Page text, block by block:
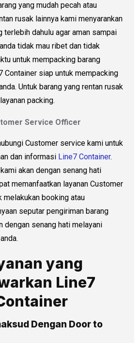
yang mudah pecah atau
rusak lainnya kami menyarankan
terlebih dahulu agar aman sampai
tidak mau ribet dan tidak
untuk mempacking barang
Container siap untuk mempacking
Untuk barang yang rentan rusak
packing.
Service Officer
Customer service kami untuk
dan informasi Line7 Container.
akan dengan senang hati
memanfaatkan layanan Customer
melakukan booking atau
seputar pengiriman barang
dengan senang hati melayani
yang
Line7
Dengan Door to